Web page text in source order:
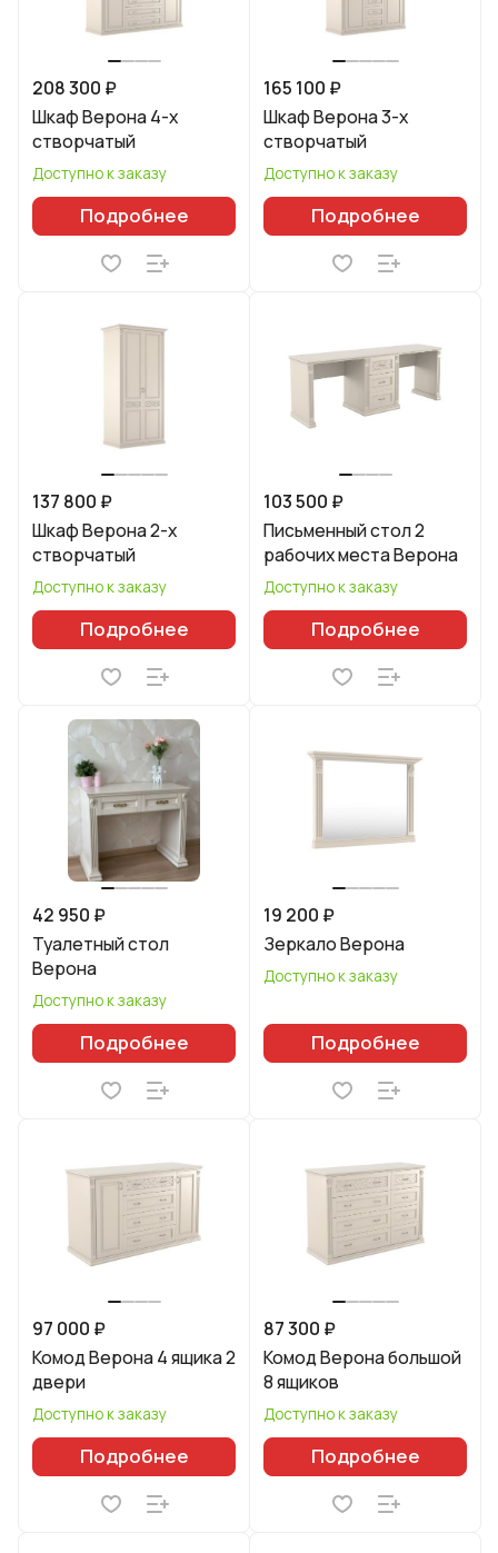
208 300 ₽
Шкаф Верона 4-х
створчатый
Доступно к заказу
Подробнее
165 100 ₽
Шкаф Верона 3-х
створчатый
Доступно к заказу
Подробнее
137 800 ₽
Шкаф Верона 2-х
створчатый
Доступно к заказу
Подробнее
103 500 ₽
Письменный стол 2
рабочих места Верона
Доступно к заказу
Подробнее
42 950 ₽
Туалетный стол
Верона
Доступно к заказу
Подробнее
19 200 ₽
Зеркало Верона
Доступно к заказу
Подробнее
97 000 ₽
Комод Верона 4 ящика 2
двери
Доступно к заказу
Подробнее
87 300 ₽
Комод Верона большой
8 ящиков
Доступно к заказу
Подробнее